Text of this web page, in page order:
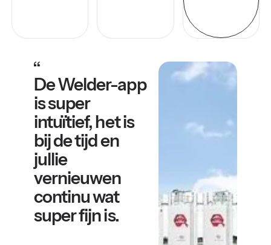
De Welder-app
is super
intuïtief, het is
bij de tijd en
jullie
vernieuwen
continu wat
super fijn is.